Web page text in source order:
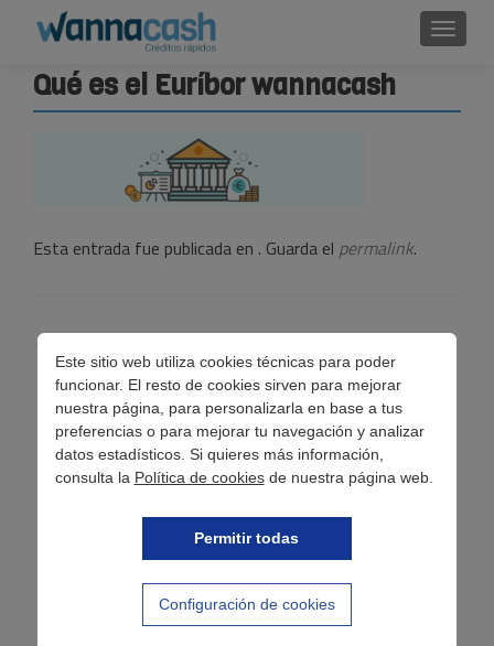
Este sitio web utiliza cookies técnicas para poder
funcionar. El resto de cookies sirven para mejorar
nuestra página, para personalizarla en base a tus
preferencias o para mejorar tu navegación y analizar
datos estadísticos. Si quieres más información,
consulta la Política de cookiesde nuestra página web.
Permitir todas
Configuración de cookies
Qué es el Euríbor wannacash
Esta entrada fue publicada en . Guarda el permalink.
Navegación
de
entradas
←